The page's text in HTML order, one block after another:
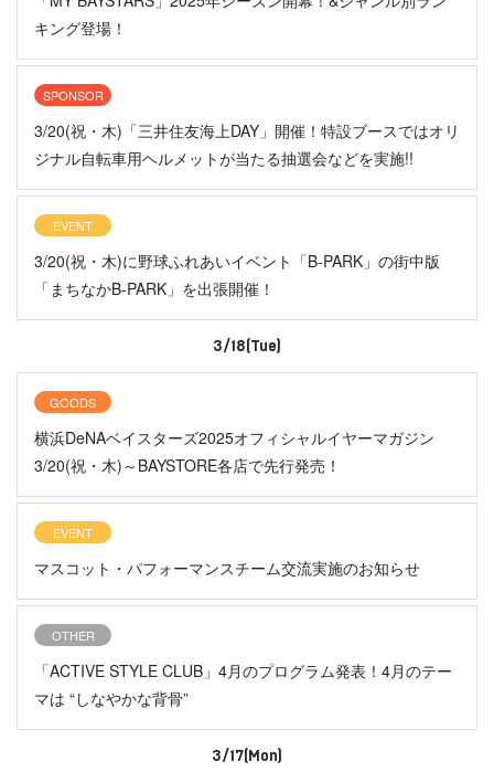
キング登場！
SPONSOR
3/20(祝・木)「三井住友海上DAY」開催！特設ブースではオリ
ジナル自転車用ヘルメットが当たる抽選会などを実施!!
EVENT
3/20(祝・木)に野球ふれあいイベント「B-PARK」の街中版
「まちなかB-PARK」を出張開催！
3/18(Tue)
GOODS
横浜DeNAベイスターズ2025オフィシャルイヤーマガジン
3/20(祝・木)～BAYSTORE各店で先行発売！
EVENT
マスコット・パフォーマンスチーム交流実施のお知らせ
OTHER
「ACTIVE STYLE CLUB」4月のプログラム発表！4月のテー
マは “しなやかな背骨”
3/17(Mon)